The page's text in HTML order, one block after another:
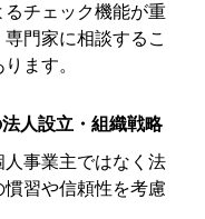
チェック機能が重
門家に相談するこ
ます。
人設立・組織戦略
人事業主ではなく法
習や信頼性を考慮